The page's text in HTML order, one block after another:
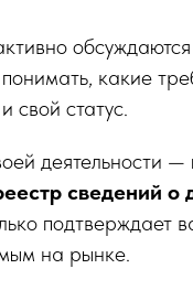
какие
свой статус.
деятельности —
сведений о
на рынке.